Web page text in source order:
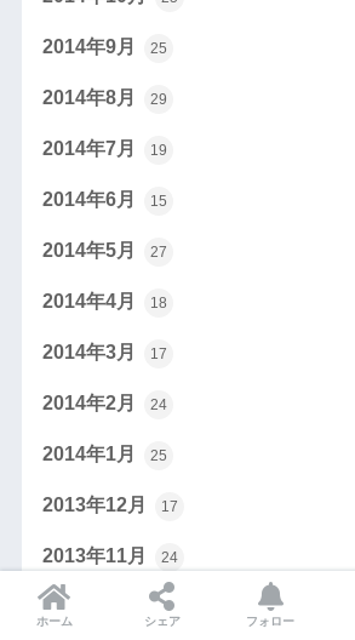
2014年9月 25
2014年8月 29
2014年7月 19
2014年6月 15
2014年5月 27
2014年4月 18
2014年3月 17
2014年2月 24
2014年1月 25
2013年12月 17
2013年11月 24
2013年10月 21
ホーム シェア フォロー